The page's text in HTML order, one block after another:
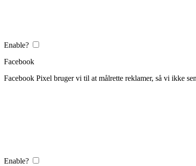
Enable?
Facebook
Facebook Pixel bruger vi til at målrette reklamer, så vi ikke
Enable?